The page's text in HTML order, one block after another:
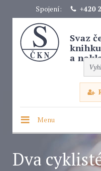
Spojení: +420
Svaz
a
Menu
Dva